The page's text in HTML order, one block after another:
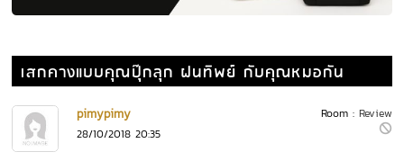
เสกคางแบบคุณปุ๊กลุก ฝนทิพย์ กับคุณหมอกัน
Room : Review
pimypimy
28/10/2018 20:35